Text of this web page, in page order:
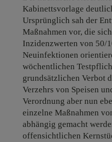
Kabinettsvorlage
Ursprünglich sah der
Maßnahmen vor, die
Inzidenzwerten von 50/
Neuinfektionen
wöchentlichen
grundsätzlichen Verbot
Verzehrs von Speisen
Verordnung aber nun
einzelne Maßnahmen
abhängig gemacht
offensichtlichen